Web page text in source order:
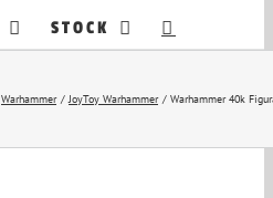
STOCK
Warhammer JoyToy Warhammer Warhammer 40k